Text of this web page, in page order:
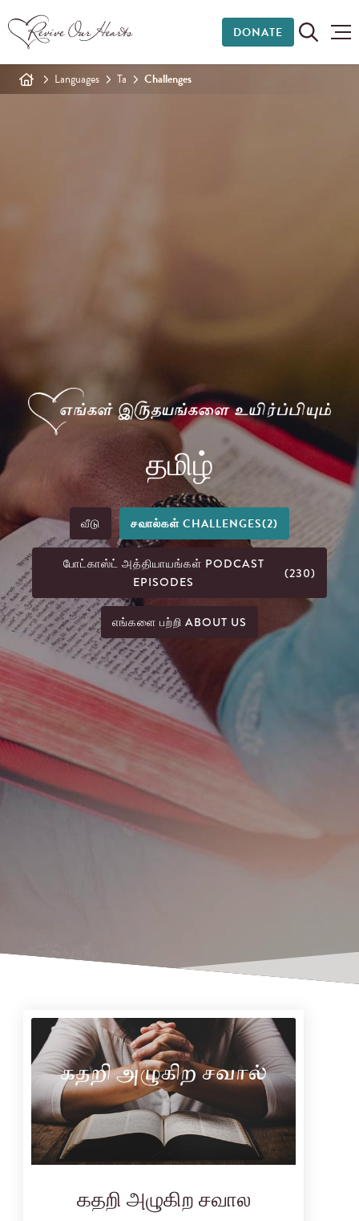
DONATE
Languages Ta Challenges
தமிழ்
வீடு சவால்கள் CHALLENGES(2)
போட்காஸ்ட் அத்தியாயங்கள் PODCAST
EPISODES
(230)
எங்களை பற்றி ABOUT US
கதறி அழுகிற சவால